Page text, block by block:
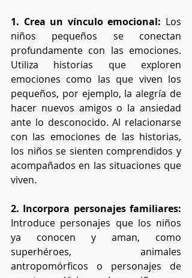
1. Crea un vínculo emocional: Los
niños pequeños se conectan
profundamente con las emociones.
Utiliza historias que exploren
emociones como las que viven los
pequeños, por ejemplo, la alegría de
hacer nuevos amigos o la ansiedad
ante lo desconocido. Al relacionarse
con las emociones de las historias,
los niños se sienten comprendidos y
acompañados en las situaciones que
viven.
2. Incorpora personajes familiares:
Introduce personajes que los niños
ya conocen y aman, como
superhéroes, animales
antropomórficos o personajes de